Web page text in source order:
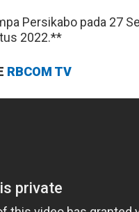
Persikabo pada 27
2022.**
RBCOM TV